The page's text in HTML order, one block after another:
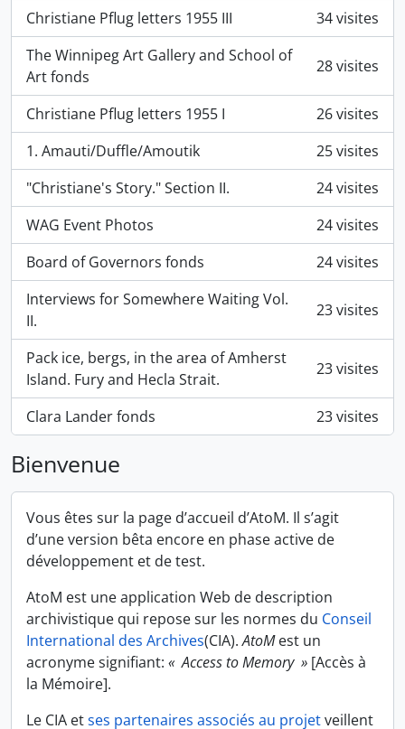
Christiane Pflug letters 1955 III
34 visites
The Winnipeg Art Gallery and School of
Art fonds
28 visites
Christiane Pflug letters 1955 I
26 visites
1. Amauti/Duffle/Amoutik
25 visites
"Christiane's Story." Section II.
24 visites
WAG Event Photos
24 visites
Board of Governors fonds
24 visites
Interviews for Somewhere Waiting Vol.
II.
23 visites
Pack ice, bergs, in the area of Amherst
Island. Fury and Hecla Strait.
23 visites
Clara Lander fonds 23 visites
Bienvenue
Vous êtes sur la page d’accueil d’AtoM. Il s’agit
d’une version bêta encore en phase active de
développement et de test.
AtoM est une application Web de description
archivistique qui repose sur les normes du Conseil
International des Archives(CIA).AtoMest un
acronyme signifiant: « Access to Memory » [Accès à
la Mémoire].
Le CIA etses partenaires associés au projetveillent